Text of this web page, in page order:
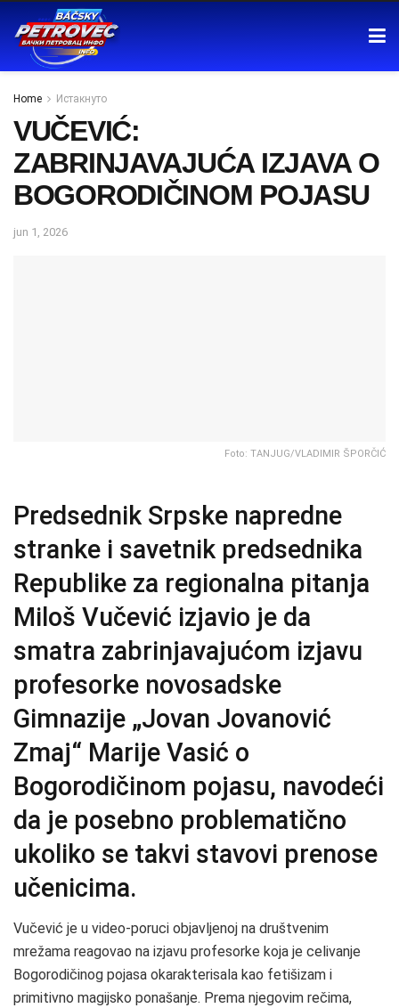
Home Истакнуто
VUČEVIĆ:
ZABRINJAVAJUĆA IZJAVA O
BOGORODIČINOM POJASU
jun 1, 2026
Foto: TANJUG/VLADIMIR ŠPORČIĆ
Predsednik Srpske napredne
stranke i savetnik predsednika
Republike za regionalna pitanja
Miloš Vučević izjavio je da
smatra zabrinjavajućom izjavu
profesorke novosadske
Gimnazije „Jovan Jovanović
Zmaj“ Marije Vasić o
Bogorodičinom pojasu, navodeći
da je posebno problematično
ukoliko se takvi stavovi prenose
učenicima.
Vučević je u video-poruci objavljenoj na društvenim
mrežama reagovao na izjavu profesorke koja je celivanje
Bogorodičinog pojasa okarakterisala kao fetišizam i
primitivno magijsko ponašanje. Prema njegovim rečima,